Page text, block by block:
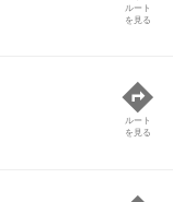
ルート
を見る
ルート
を見る